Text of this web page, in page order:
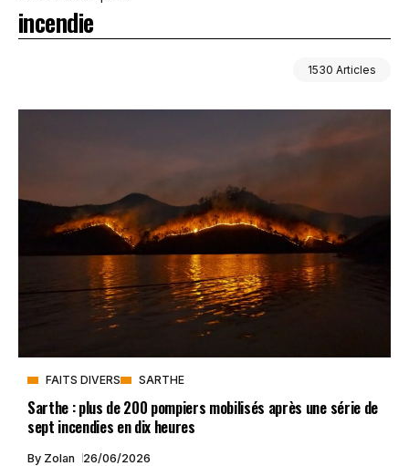
incendie
1530 Articles
FAITS DIVERS SARTHE
Sarthe : plus de 200 pompiers mobilisés après une série de
sept incendies en dix heures
By Zolan 26/06/2026